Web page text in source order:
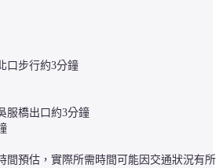
口步行約3分鐘
服橋出口約3分鐘
間預估，實際所需時間可能因交通狀況有所